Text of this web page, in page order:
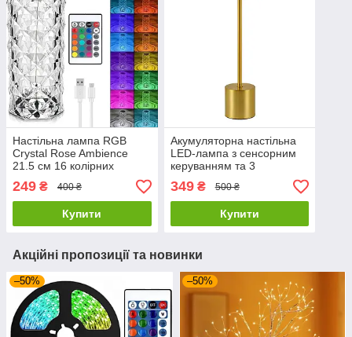
Настільна лампа RGB
Crystal Rose Ambience
21.5 см 16 колірних
режимів та вбудованим
акумулятором
249 ₴ 400 ₴
Купити
Акумуляторна настільна
LED-лампа з сенсорним
керуванням та 3
режимами підсвічування
Золотого кольору
349₴ 500 ₴
Купити
Акційні пропозиції та новинки
–50% –50%